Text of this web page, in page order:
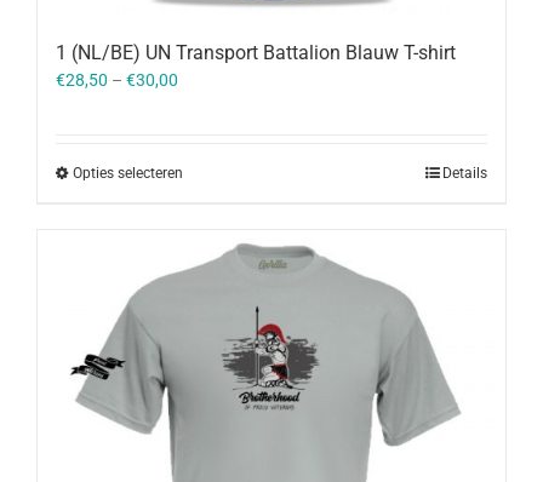
1 (NL/BE) UN Transport Battalion Blauw T-shirt
€28,50 – €30,00
Opties selecteren Details